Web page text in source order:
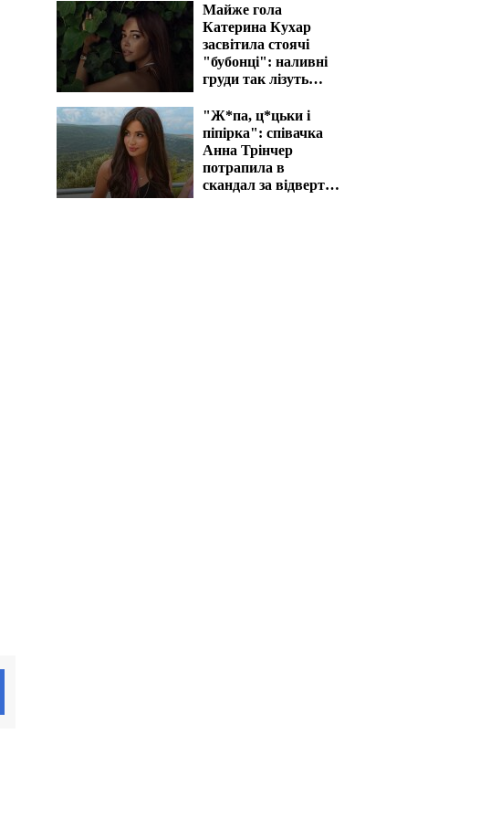
Майже гола
Катерина Кухар
засвітила стоячі
"бубонці": наливні
груди так лізуть
"Ж*па, ц*цьки і
піпірка": співачка
Анна Трінчер
потрапила в
скандал за відверті